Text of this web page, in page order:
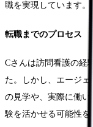
職を実現しています。
転職までのプロセス
Cさんは訪問看護の経
た。しかし、エージ
の見学や、実際に働
験を活かせる可能性を